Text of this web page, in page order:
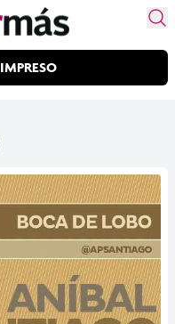
IMPRESO